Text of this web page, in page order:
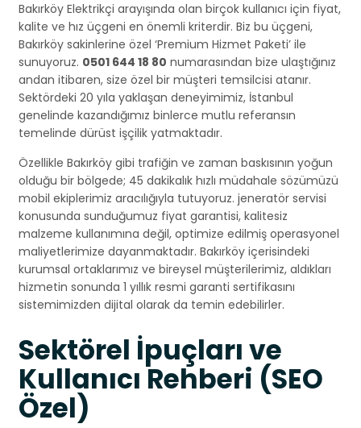
Bakırköy Elektrikçi arayışında olan birçok kullanıcı için fiyat,
kalite ve hız üçgeni en önemli kriterdir. Biz bu üçgeni,
Bakırköy sakinlerine özel ‘Premium Hizmet Paketi’ ile
sunuyoruz. 0501 644 18 80 numarasından bize ulaştığınız
andan itibaren, size özel bir müşteri temsilcisi atanır.
Sektördeki 20 yıla yaklaşan deneyimimiz, İstanbul
genelinde kazandığımız binlerce mutlu referansın
temelinde dürüst işçilik yatmaktadır.
Özellikle Bakırköy gibi trafiğin ve zaman baskısının yoğun
olduğu bir bölgede; 45 dakikalık hızlı müdahale sözümüzü
mobil ekiplerimiz aracılığıyla tutuyoruz. jeneratör servisi
konusunda sunduğumuz fiyat garantisi, kalitesiz
malzeme kullanımına değil, optimize edilmiş operasyonel
maliyetlerimize dayanmaktadır. Bakırköy içerisindeki
kurumsal ortaklarımız ve bireysel müşterilerimiz, aldıkları
hizmetin sonunda 1 yıllık resmi garanti sertifikasını
sistemimizden dijital olarak da temin edebilirler.
Sektörel İpuçları ve
Kullanıcı Rehberi (SEO
Özel)